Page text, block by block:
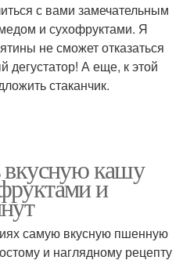
с вами замечательным
и сухофруктами. Я
не сможет отказаться
А еще, к этой
стаканчик.
вкусную кашу
и
самую вкусную пшенную
и наглядному рецепту